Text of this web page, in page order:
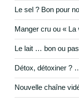
Le sel ? Bon pour
Manger cru ou «
Le lait … bon ou
Détox, détoxiner ?
Nouvelle chaîne